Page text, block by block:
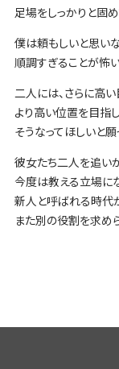
足場をしっかりと固
僕は頼もしいと思いな
順調すぎることが怖い
二人には、さらに高い
より高い位置を目指
そうなってほしいと願
彼女たち二人を追い
今度は教える立場に
新人と呼ばれる時代
また別の役割を求め